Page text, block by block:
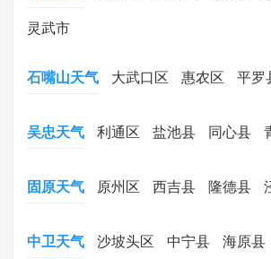
灵武市
石嘴山天气 大武口区 惠农区 平罗
吴忠天气 利通区 盐池县 同心县
固原天气 原州区 西吉县 隆德县
中卫天气 沙坡头区 中宁县 海原县